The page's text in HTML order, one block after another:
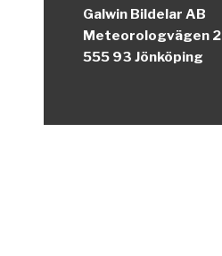
Galwin Bildelar AB
Meteorologvägen 2
555 93 Jönköping